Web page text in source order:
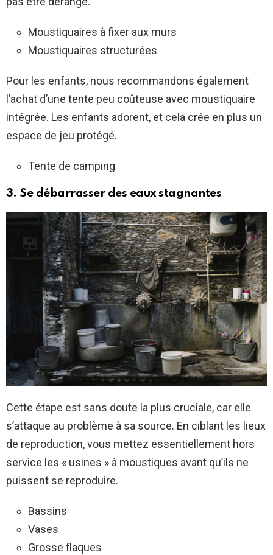
Moustiquaires à fixer aux murs
Moustiquaires structurées
Pour les enfants, nous recommandons également
l’achat d’une tente peu coûteuse avec moustiquaire
intégrée. Les enfants adorent, et cela crée en plus un
espace de jeu protégé.
Tente de camping
3. Se débarrasser des eaux stagnantes
Cette étape est sans doute la plus cruciale, car elle
s’attaque au problème à sa source. En ciblant les lieux
de reproduction, vous mettez essentiellement hors
service les « usines » à moustiques avant qu’ils ne
puissent se reproduire.
Bassins
Vases
Grosse flaques